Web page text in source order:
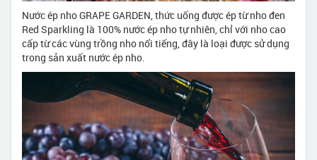
Nước ép nho GRAPE GARDEN, thức uống được ép từ nho đen
Red Sparkling là 100% nước ép nho tự nhiên, chỉ với nho cao
cấp từ các vùng trồng nho nổi tiếng, đây là loại được sử dụng
trong sản xuất nước ép nho.